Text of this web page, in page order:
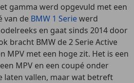
gamma werd opgevuld met een
van de BMW 1 Seriewerd
en gaat sinds 2014 door
bracht BMW de 2 Serie Active
MPV met een hoge zit. Het is een
MPV en een coupé onder
laten vallen, maar wat betreft